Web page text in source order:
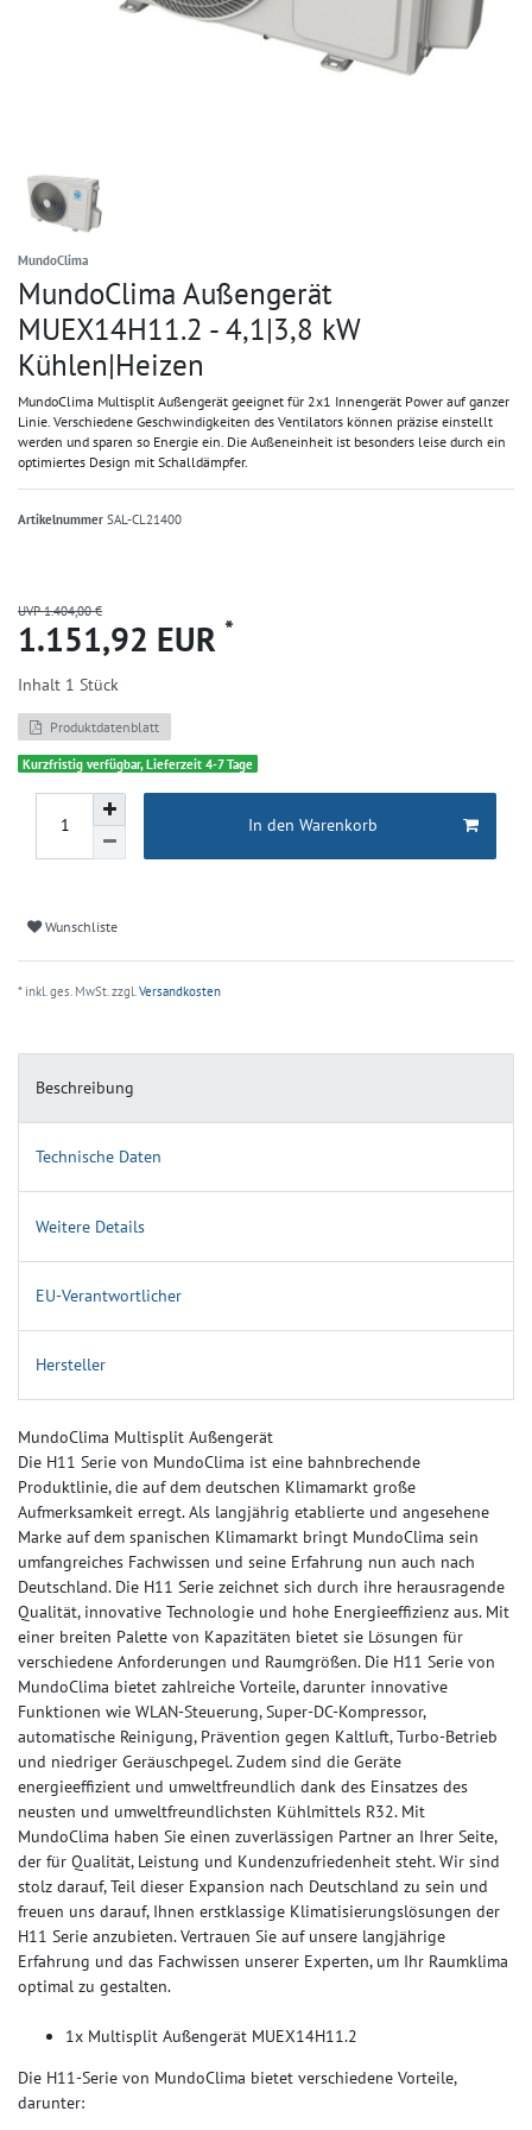
MundoClima
MundoClima Außengerät
MUEX14H11.2 - 4,1|3,8 kW
Kühlen|Heizen
MundoClima Multisplit Außengerät geeignet für 2x1 Innengerät Power auf ganzer
Linie. Verschiedene Geschwindigkeiten des Ventilators können präzise einstellt
werden und sparen so Energie ein. Die Außeneinheit ist besonders leise durch ein
optimiertes Design mit Schalldämpfer.
Artikelnummer SAL-CL21400
UVP 1.404,00 €
1.151,92 EUR *
Inhalt 1 Stück
Produktdatenblatt
Kurzfristig verfügbar, Lieferzeit 4-7 Tage
In den Warenkorb
Wunschliste
* inkl. ges. MwSt. zzgl. Versandkosten
Beschreibung
Technische Daten
Weitere Details
EU-Verantwortlicher
Hersteller
MundoClima Multisplit Außengerät
Die H11 Serie von MundoClima ist eine bahnbrechende
Produktlinie, die auf dem deutschen Klimamarkt große
Aufmerksamkeit erregt. Als langjährig etablierte und angesehene
Marke auf dem spanischen Klimamarkt bringt MundoClima sein
umfangreiches Fachwissen und seine Erfahrung nun auch nach
Deutschland. Die H11 Serie zeichnet sich durch ihre herausragende
Qualität, innovative Technologie und hohe Energieeffizienz aus. Mit
einer breiten Palette von Kapazitäten bietet sie Lösungen für
verschiedene Anforderungen und Raumgrößen. Die H11 Serie von
MundoClima bietet zahlreiche Vorteile, darunter innovative
Funktionen wie WLAN-Steuerung, Super-DC-Kompressor,
automatische Reinigung, Prävention gegen Kaltluft, Turbo-Betrieb
und niedriger Geräuschpegel. Zudem sind die Geräte
energieeffizient und umweltfreundlich dank des Einsatzes des
neusten und umweltfreundlichsten Kühlmittels R32. Mit
MundoClima haben Sie einen zuverlässigen Partner an Ihrer Seite,
der für Qualität, Leistung und Kundenzufriedenheit steht. Wir sind
stolz darauf, Teil dieser Expansion nach Deutschland zu sein und
freuen uns darauf, Ihnen erstklassige Klimatisierungslösungen der
H11 Serie anzubieten. Vertrauen Sie auf unsere langjährige
Erfahrung und das Fachwissen unserer Experten, um Ihr Raumklima
optimal zu gestalten.
1x Multisplit Außengerät MUEX14H11.2
Die H11-Serie von MundoClima bietet verschiedene Vorteile,
darunter: